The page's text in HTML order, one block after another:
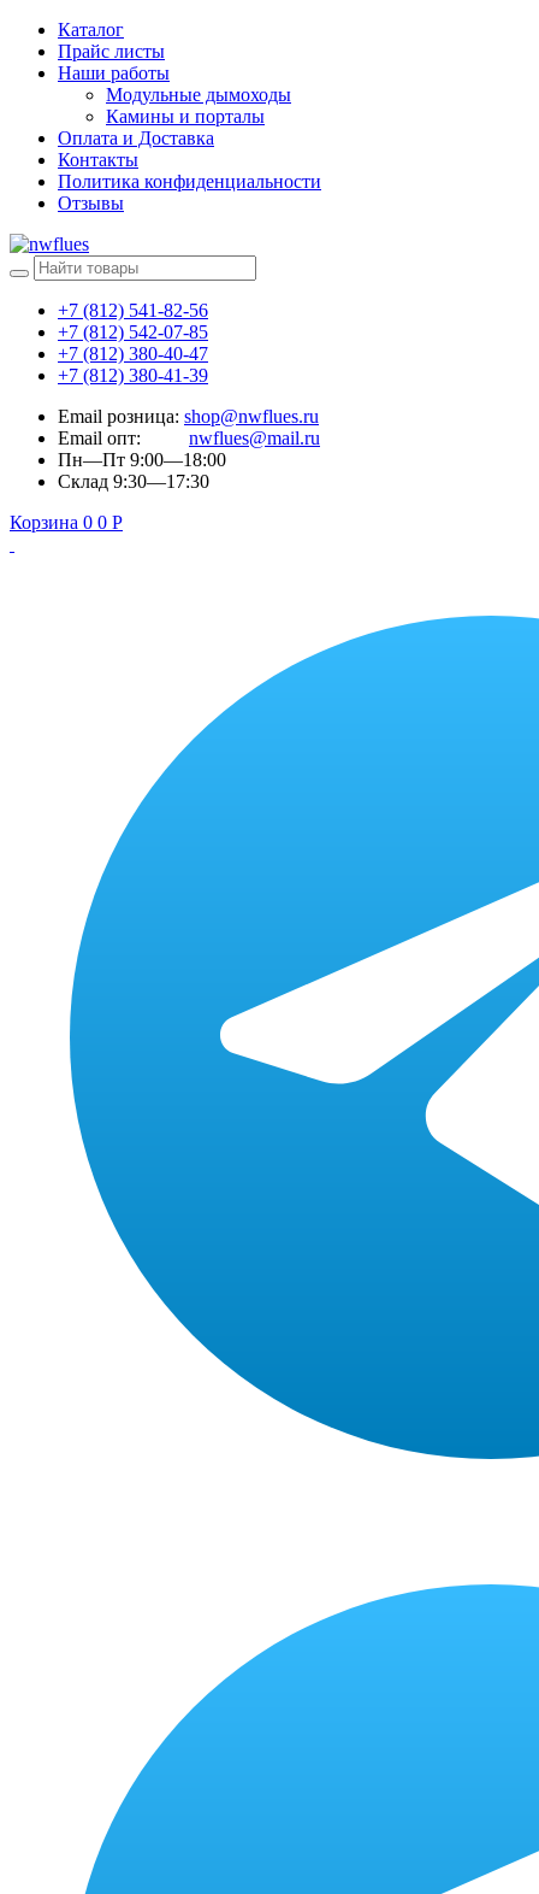
Каталог
Прайс листы
Наши работы
Модульные дымоходы
Камины и порталы
Оплата и Доставка
Контакты
Политика конфиденциальности
Отзывы
+7 (812) 541-82-56
+7 (812) 542-07-85
+7 (812) 380-40-47
+7 (812) 380-41-39
Email розница: shop@nwflues.ru
Email опт: nwflues@mail.ru
Пн—Пт 9:00—18:00
Склад 9:30—17:30
Корзина 0 0 Р